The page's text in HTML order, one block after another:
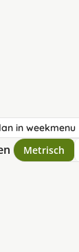
in weekmenu
Metrisch